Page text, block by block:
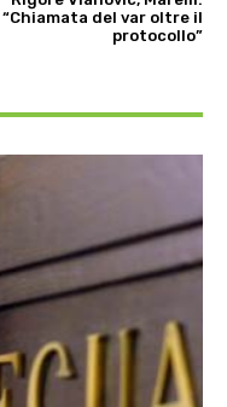
“Chiamata del var oltre il
protocollo”